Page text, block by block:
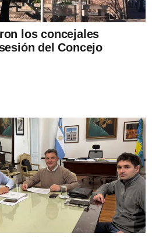
los concejales
del Concejo